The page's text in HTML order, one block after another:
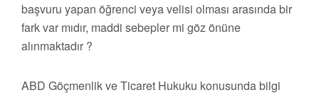
başvuru yapan öğrenci veya velisi olması arasında bir
fark var mıdır, maddi sebepler mi göz önüne
alınmaktadır ?
ABD Göçmenlik ve Ticaret Hukuku konusunda bilgi